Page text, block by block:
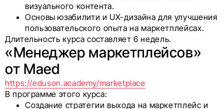
визуального контента.
Основы юзабилити и UX-дизайна для улучшения
пользовательского опыта на маркетплейсах.
Длительность курса составляет 6 недель.
«Менеджер маркетплейсов»
от Maed
https://eduson.academy/marketplace
В программе этого курса:
Создание стратегии выхода на маркетплейс и